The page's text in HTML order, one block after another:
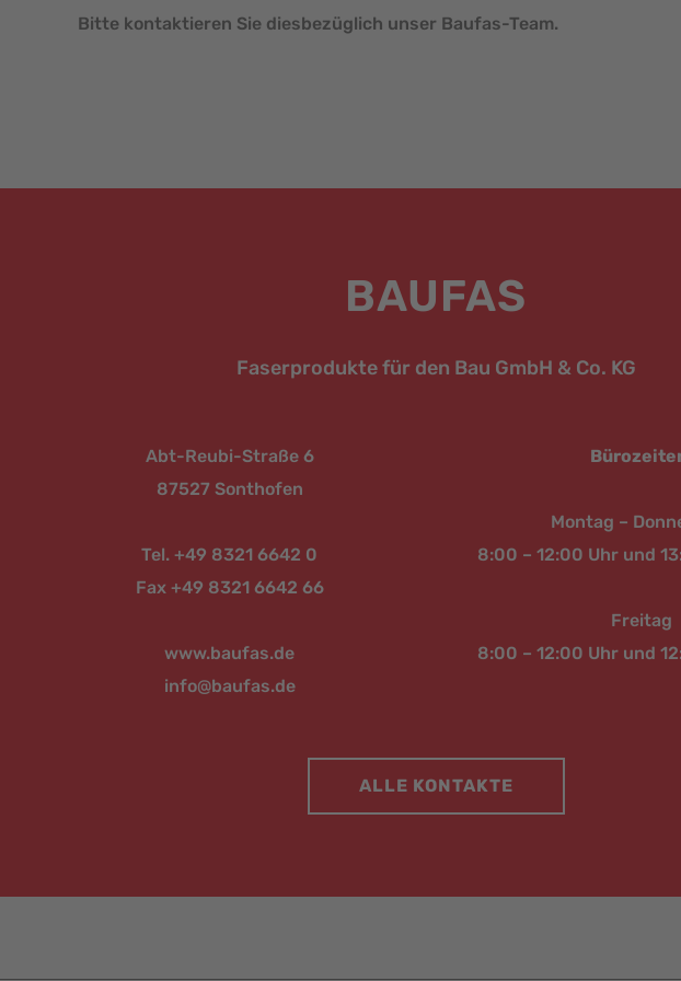
Bitte kontaktieren Sie diesbezüglich unser Baufas-Team.
BAUFAS
Faserprodukte für den Bau GmbH & Co. KG
Abt-Reubi-Straße 6
87527 Sonthofen
Tel. +49 8321 6642 0
Fax +49 8321 6642 66
www.baufas.de
info@baufas.de
Montag –
8:00 – 12:00 Uhr und
Freitag
8:00 – 12:00 Uhr und
ALLE KONTAKTE